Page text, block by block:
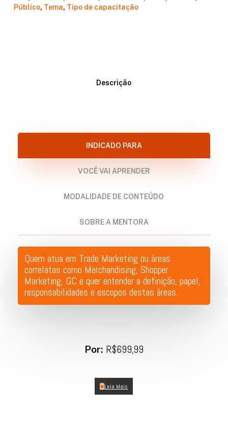
Público, Tema, Tipo de capacitação
Descrição
INDICADO PARA
VOCÊ VAI APRENDER
MODALIDADE DE CONTEÚDO
SOBRE A MENTORA
Quem atua em Trade Marketing ou áreas
correlatas como Merchandising, Shopper
Marketing, GC e quer entender a definição, papel,
responsabilidades e escopos destas áreas.
Por: R$699,99
Leia Mais